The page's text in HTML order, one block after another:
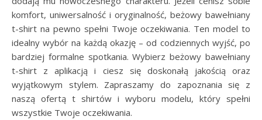
komfort, uniwersalność i oryginalność, beżowy bawełniany
t-shirt na pewno spełni Twoje oczekiwania. Ten model to
idealny wybór na każdą okazję – od codziennych wyjść, po
bardziej formalne spotkania. Wybierz beżowy bawełniany
t-shirt z aplikacją i ciesz się doskonałą jakością oraz
wyjątkowym stylem. Zapraszamy do zapoznania się z
naszą ofertą t shirtów i wyboru modelu, który spełni
wszystkie Twoje oczekiwania.